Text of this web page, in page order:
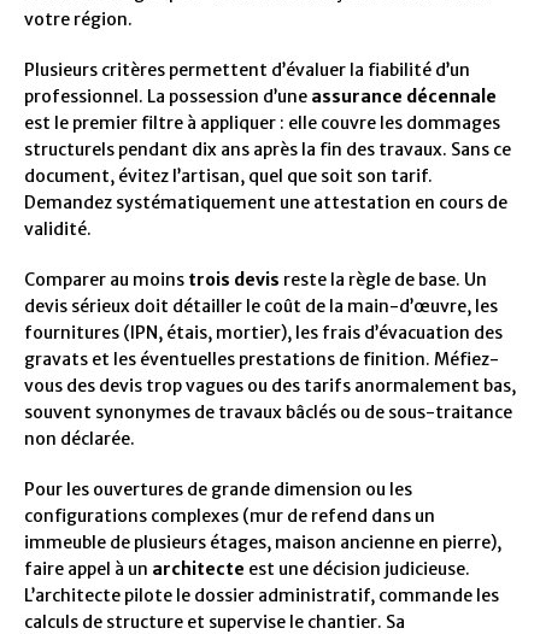
votre région.
Plusieurs critères permettent d’évaluer la fiabilité d’un
professionnel. La possession d’une assurance décennale
est le premier filtre à appliquer : elle couvre les dommages
structurels pendant dix ans après la fin des travaux. Sans ce
document, évitez l’artisan, quel que soit son tarif.
Demandez systématiquement une attestation en cours de
validité.
Comparer au moins trois devis reste la règle de base. Un
devis sérieux doit détailler le coût de la main-d’œuvre, les
fournitures (IPN, étais, mortier), les frais d’évacuation des
gravats et les éventuelles prestations de finition. Méfiez-
vous des devis trop vagues ou des tarifs anormalement bas,
souvent synonymes de travaux bâclés ou de sous-traitance
non déclarée.
Pour les ouvertures de grande dimension ou les
configurations complexes (mur de refend dans un
immeuble de plusieurs étages, maison ancienne en pierre),
faire appel à un architecte est une décision judicieuse.
L’architecte pilote le dossier administratif, commande les
calculs de structure et supervise le chantier. Sa